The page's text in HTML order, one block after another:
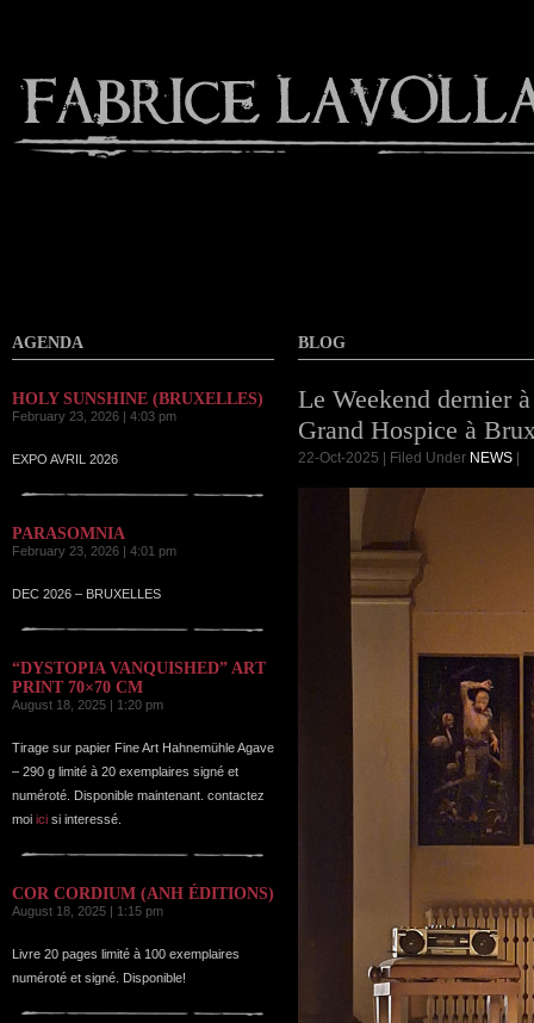
Contact
AGENDA
HOLY SUNSHINE (BRUXELLES)
February 23, 2026 | 4:03 pm
EXPO AVRIL 2026
PARASOMNIA
February 23, 2026 | 4:01 pm
DEC 2026 – BRUXELLES
“DYSTOPIA VANQUISHED” ART
PRINT 70×70 CM
August 18, 2025 | 1:20 pm
Tirage sur papier Fine Art Hahnemühle Agave
– 290 g limité à 20 exemplaires signé et
numéroté. Disponible maintenant. contactez
moi ici si interessé.
COR CORDIUM (ANH ÉDITIONS)
August 18, 2025 | 1:15 pm
Livre 20 pages limité à 100 exemplaires
numéroté et signé. Disponible!
BLOG
Le Weekend dernier
Grand Hospice à
22-Oct-2025 | Filed Under NEWS